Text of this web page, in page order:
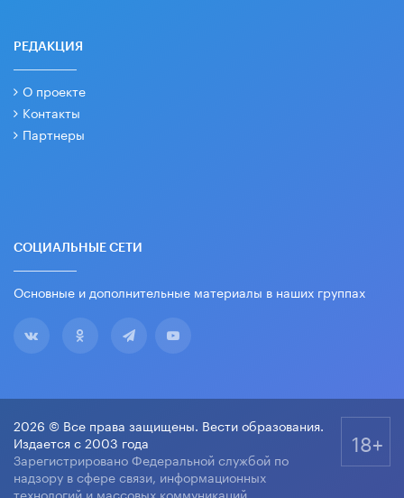
РЕДАКЦИЯ
О проекте
Контакты
Партнеры
СОЦИАЛЬНЫЕ СЕТИ
Основные и дополнительные материалы в наших группах
2026 © Все права защищены. Вести образования.
Издается с 2003 года
Зарегистрировано Федеральной службой по
надзору в сфере связи, информационных
технологий и массовых коммуникаций.
18+